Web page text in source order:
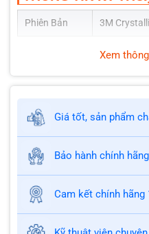
Phiên Bản 3M
Xem
Giá tốt, sản phẩm
Bảo hành chính
Cam kết chính hãng